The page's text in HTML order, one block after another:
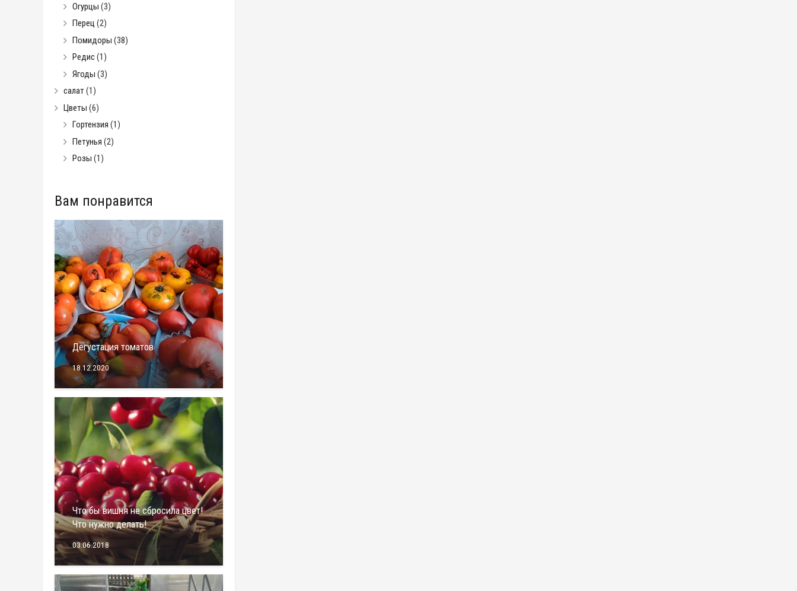
Огурцы (3)
Перец (2)
Помидоры (38)
Редис(1)
Ягоды (3)
салат(1)
Цветы (6)
Гортензия (1)
Петунья (2)
Розы (1)
Вам понравится
Дегустация томатов
18.12.2020
Что бы вишня не сбросила цвет!
Что нужно делать!
03.06.2018